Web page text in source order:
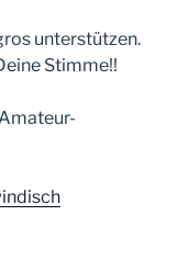
unterstützen.
Stimme!!